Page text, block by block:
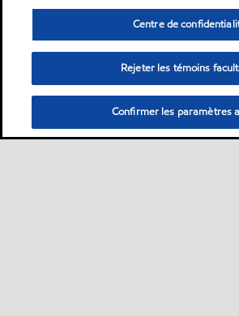
Centre de
Rejeter les témoins
Confirmer les paramètres